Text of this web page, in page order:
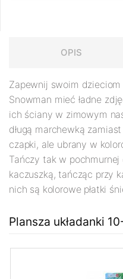
OPIS
Zapewnij swoim dzieciom
Snowman mieć ładne
ich ściany w zimowym
długą marchewką
czapki, ale ubrany w
Tańczy tak w pochmurnej
kaczuszką, tańcząc przy
nich są kolorowe płatki
Plansza układanki